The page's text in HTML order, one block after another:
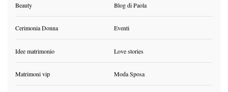
Beauty Blog di Paola
Cerimonia Donna Eventi
Idee matrimonio Love stories
Matrimoni vip Moda Sposa